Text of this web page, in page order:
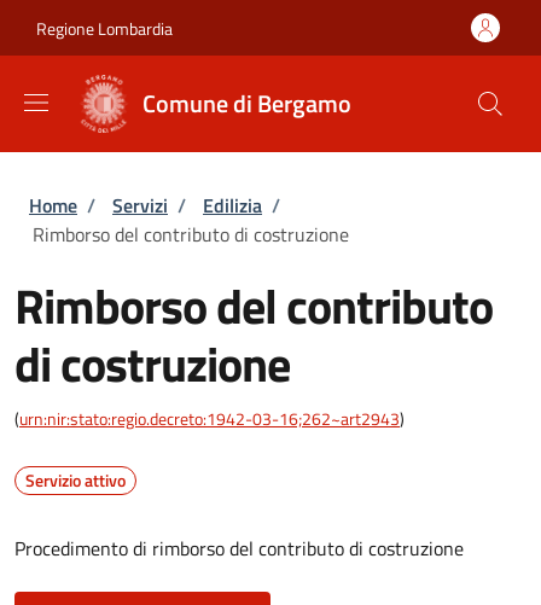
Regione Lombardia
Comune di Bergamo
Briciole di pane
Home / Servizi / Edilizia /
Rimborso del contributo di costruzione
Rimborso del contributo
di costruzione
(urn:nir:stato:regio.decreto:1942-03-16;262~art2943)
Servizio attivo
Procedimento di rimborso del contributo di costruzione